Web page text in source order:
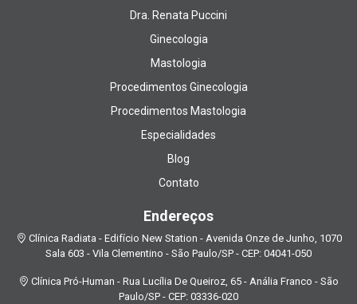
Dra. Renata Puccini
Ginecologia
Mastologia
Procedimentos Ginecologia
Procedimentos Mastologia
Especialidades
Blog
Contato
Endereços
Clínica Radiata - Edifício New Station - Avenida Onze de Junho, 1070
Sala 603 - Vila Clementino - São Paulo/SP - CEP: 04041-050
Clínica Pró-Human - Rua Lucília De Queiroz, 65 - Anália Franco - São
Paulo/SP - CEP: 03336-020